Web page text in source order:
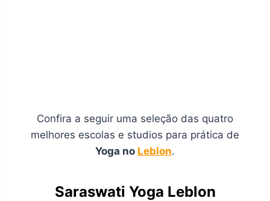
Confira a seguir uma seleção das quatro
melhores escolas e studios para prática de
Yoga no Leblon.
Saraswati Yoga Leblon